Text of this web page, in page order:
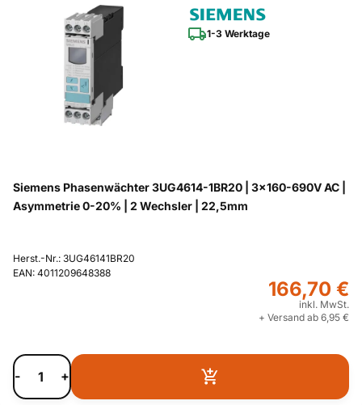
1-3 Werktage
Siemens Phasenwächter 3UG4614-1BR20 | 3x160-690V AC |
Asymmetrie 0-20% | 2 Wechsler | 22,5mm
Herst.-Nr.: 3UG46141BR20
EAN: 4011209648388
166,70 €
inkl. MwSt.
+ Versand ab 6,95 €
- +